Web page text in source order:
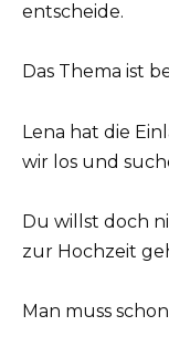
entscheide.
Das Thema ist
Lena hat die
wir los und
Du willst doch
zur Hochzeit
Man muss